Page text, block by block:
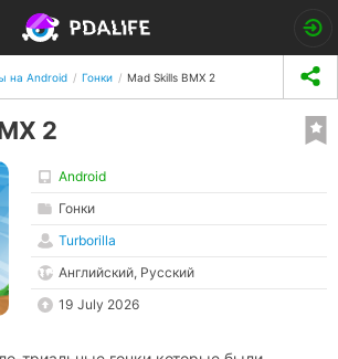
на Android Гонки Mad Skills BMX 2
2
Android
Гонки
Turborilla
Английский, Русский
19 July 2026